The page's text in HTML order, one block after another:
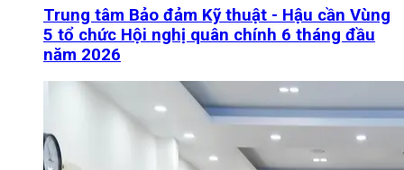
Trung tâm Bảo đảm Kỹ thuật - Hậu cần Vùng
5 tổ chức Hội nghị quân chính 6 tháng đầu
năm 2026